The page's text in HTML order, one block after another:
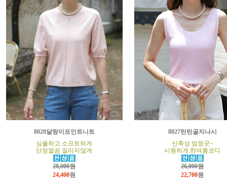
8028달랑이포인트니트
심플하고 소프트하게
단정깔끔 질리지않게
28,000원
24,400원
8027틴틴골지나시
신축성 엄청굿~
시원하게 한여름코디
26,000원
22,700원